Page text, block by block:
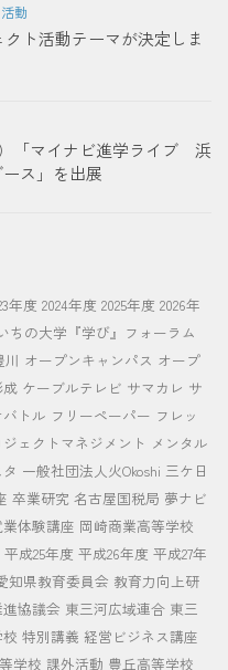
動
ト活動テーマが決定しま
「マイナビ進学ライブ 浜
ス」を出展
年度 2024年度 2025年度 2026年
ちの大学『学び』フォーラム
川 オープンキャンパス オープ
成 ケーブルテレビ サマカレ サ
トル フリーペーパー フレッ
ジェクトマネジメント メンタル
一般社団法人火Okoshi 三ケ日
卒業研究 名古屋国税局 夢ナビ
業体験講座 岡崎商業高等学校
平成25年度 平成26年度 平成27年
知県教育委員会 教育力向上研
協議会 東三河広域連合 東三
特別講義 経営ビジネス講座
学校 課外活動 豊丘高等学校